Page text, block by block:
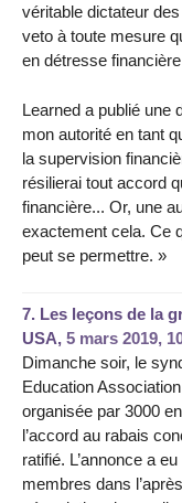
véritable dictateur
veto à toute mesure
en détresse
Learned a publié une
mon autorité en tant
la supervision
résilierai tout accord
financière... Or, une
exactement cela. Ce
peut se permettre. »
7. Les leçons de la
USA, 5 mars 2019,
Dimanche soir, le
Education
organisée par 3000
l’accord au rabais
ratifié. L’annonce a
membres dans